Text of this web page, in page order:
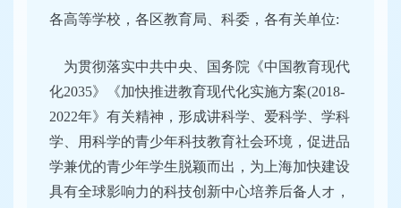
各高等学校，各区教育局、科委，各有关单位:
为贯彻落实中共中央、国务院《中国教育现代
化2035》《加快推进教育现代化实施方案(2018-
2022年》有关精神，形成讲科学、爱科学、学科
学、用科学的青少年科技教育社会环境，促进品
学兼优的青少年学生脱颖而出，为上海加快建设
具有全球影响力的科技创新中心培养后备人オ，